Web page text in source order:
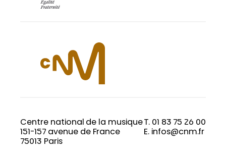
Centre national de la musique
151-157 avenue de France
75013 Paris
T. 01 83 75 26 00
E. infos@cnm.fr